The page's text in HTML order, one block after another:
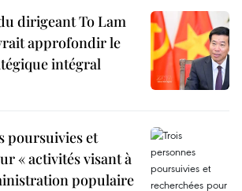
dirigeant To Lam
approfondir le
intégral
poursuivies et
« activités visant à
populaire